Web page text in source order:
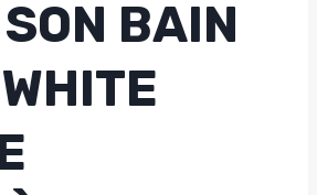
BAIN